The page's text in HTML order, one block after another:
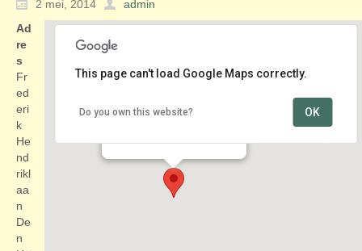
2 mei, 2014 admin
Frederik Hendriklaan
This page can't load Google Maps correctly.
Do you own this website? OK
Ad
re
s
Fr
ed
eri
k
He
nd
rikl
aa
n
De
n